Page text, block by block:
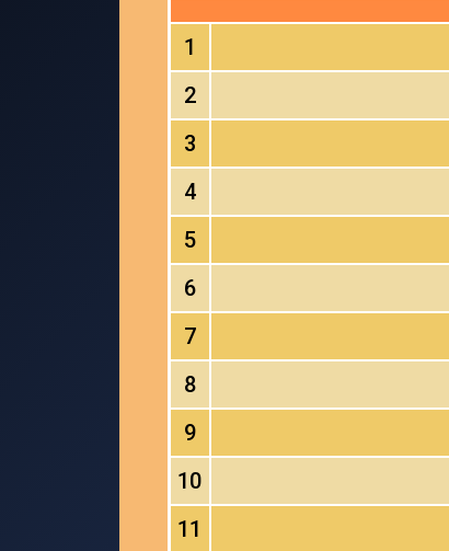
1
2
3
4
5
6
7
8
9
10
11